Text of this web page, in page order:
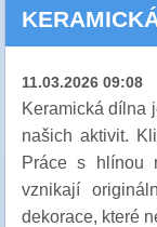
11.03.2026 09:08
Keramická dílna
našich aktivit.
Práce s hlínou
vznikají
dekorace, které